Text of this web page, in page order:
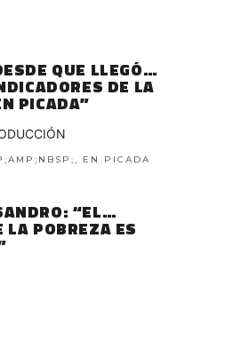
QUE LLEGÓ
DE LA
PICADA”
EN PICADA
“EL
LA POBREZA ES